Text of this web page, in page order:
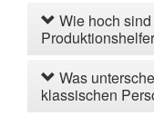
Wie hoch
Was
klassischen